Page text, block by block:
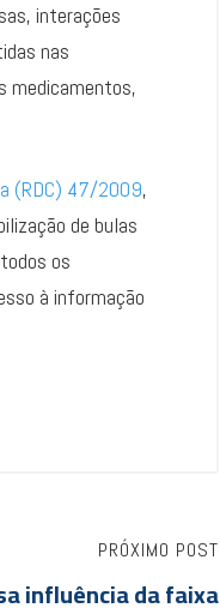
interações
nas
medicamentos,
(RDC) 47/2009,
de bulas
os
à informação
PRÓXIMO POST
influência da faixa